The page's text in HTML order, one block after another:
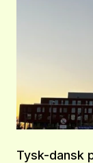
Tysk-dansk